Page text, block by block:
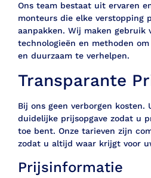
Ons team bestaat uit ervaren
monteurs die elke verstopping
aanpakken. Wij maken gebruik
technologieën en methoden
en duurzaam te verhelpen.
Transparante
Bij ons geen verborgen kosten.
duidelijke prijsopgave zodat u
toe bent. Onze tarieven zijn
zodat u altijd waar krijgt voor
Prijsinformatie